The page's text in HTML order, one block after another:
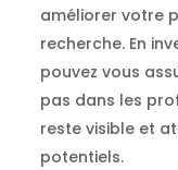
améliorer votre
recherche. En
pouvez vous
pas dans les
reste visible et
potentiels.